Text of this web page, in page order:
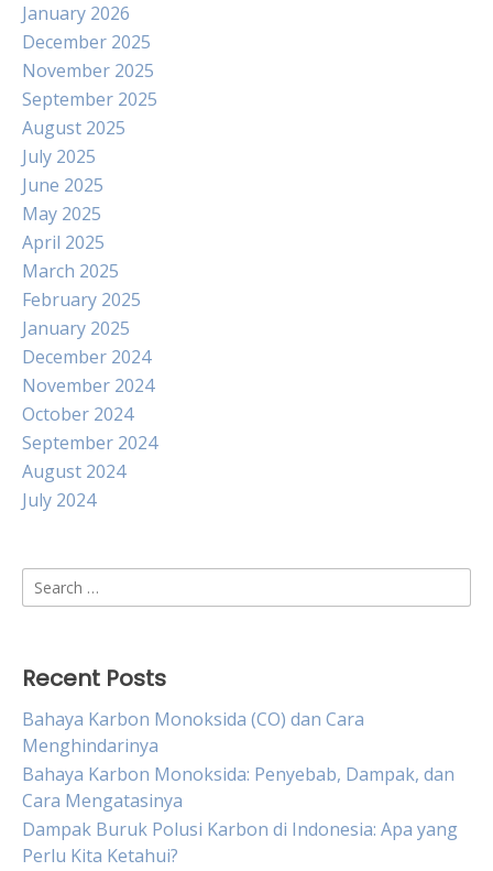
January 2026
December 2025
November 2025
September 2025
August 2025
July 2025
June 2025
May 2025
April 2025
March 2025
February 2025
January 2025
December 2024
November 2024
October 2024
September 2024
August 2024
July 2024
Search
for:
Recent Posts
Bahaya Karbon Monoksida (CO) dan Cara
Menghindarinya
Bahaya Karbon Monoksida: Penyebab, Dampak, dan
Cara Mengatasinya
Dampak Buruk Polusi Karbon di Indonesia: Apa yang
Perlu Kita Ketahui?